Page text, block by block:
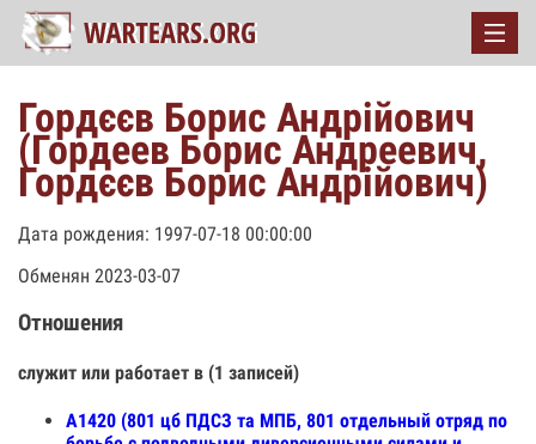
Гордєєв Борис Андрiйович
(Гордеев Борис Андреевич,
Гордєєв Борис Андрійович)
Дата рождения: 1997-07-18 00:00:00
Обменян 2023-03-07
Отношения
служит или работает в (1 записей)
А1420 (801 цб ПДСЗ та МПБ, 801 отдельный отряд по